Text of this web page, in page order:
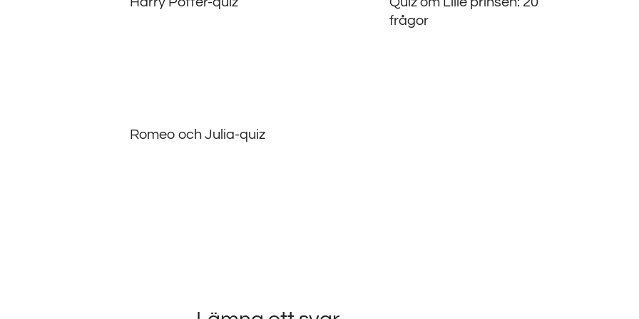
frågor
Romeo och Julia-quiz